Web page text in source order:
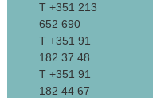
T +351 213
652 690
T +351 91
182 37 48
T +351 91
182 44 67